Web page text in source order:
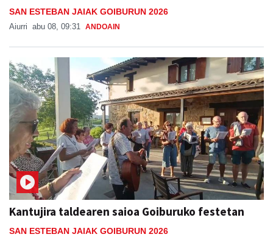
SAN ESTEBAN JAIAK GOIBURUN 2026
Aiurri abu 08, 09:31 ANDOAIN
Kantujira taldearen saioa Goiburuko festetan
SAN ESTEBAN JAIAK GOIBURUN 2026